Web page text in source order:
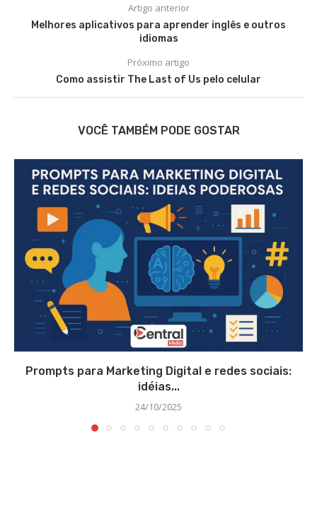
Artigo anterior
Melhores aplicativos para aprender inglês e outros
idiomas
Próximo artigo
Como assistir The Last of Us pelo celular
VOCÊ TAMBÉM PODE GOSTAR
Prompts para Marketing Digital e redes sociais:
idéias...
24/10/2025